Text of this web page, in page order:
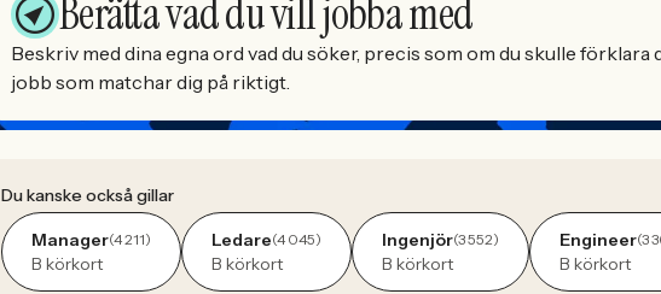
Berätta vad du vill jobba med
Beskriv med dina egna ord vad du söker, precis som om du skulle
jobb som matchar dig på riktigt.
Du kanske också gillar
Manager(4 211)
B körkort
Ledare(4 045)
B körkort
Ingenjör(3 552)
B körkort
Engineer(3
B körkort